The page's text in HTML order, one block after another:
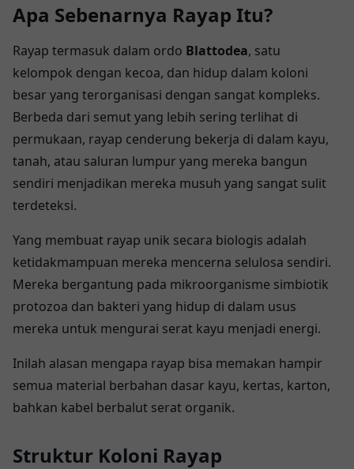
Apa Sebenarnya Rayap Itu?
Rayap termasuk dalam ordo Blattodea, satu
kelompok dengan kecoa, dan hidup dalam koloni
besar yang terorganisasi dengan sangat kompleks.
Berbeda dari semut yang lebih sering terlihat di
permukaan, rayap cenderung bekerja di dalam kayu,
tanah, atau saluran lumpur yang mereka bangun
sendiri menjadikan mereka musuh yang sangat sulit
terdeteksi.
Yang membuat rayap unik secara biologis adalah
ketidakmampuan mereka mencerna selulosa sendiri.
Mereka bergantung pada mikroorganisme simbiotik
protozoa dan bakteri yang hidup di dalam usus
mereka untuk mengurai serat kayu menjadi energi.
Inilah alasan mengapa rayap bisa memakan hampir
semua material berbahan dasar kayu, kertas, karton,
bahkan kabel berbalut serat organik.
Struktur Koloni Rayap